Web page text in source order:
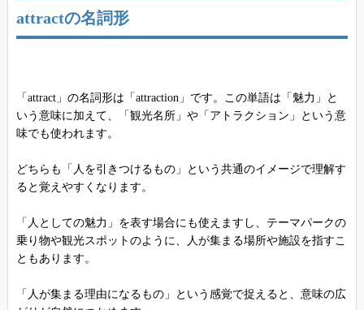
attractの名詞形
「attract」の名詞形は「attraction」です。この単語は「魅力」と
いう意味に加えて、「観光名所」や「アトラクション」という意
味でも使われます。
どちらも「人を引きつけるもの」という共通のイメージで理解す
ると覚えやすくなります。
「人としての魅力」を表す場合にも使えますし、テーマパークの
乗り物や観光スポットのように、人が集まる場所や施設を指すこ
ともあります。
「人が集まる理由になるもの」という感覚で捉えると、意味の広